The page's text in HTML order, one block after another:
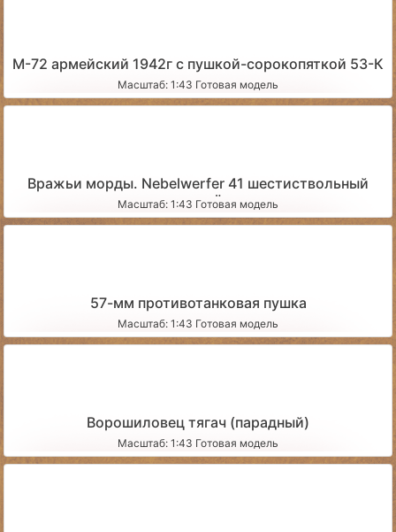
М-72 армейский 1942г с пушкой-сорокопяткой 53-К
Масштаб: 1:43 Готовая модель
Вражьи морды. Nebelwerfer 41 шестиствольный
миномёт
Масштаб: 1:43 Готовая модель
57-мм противотанковая пушка
Масштаб: 1:43 Готовая модель
Ворошиловец тягач (парадный)
Масштаб: 1:43 Готовая модель